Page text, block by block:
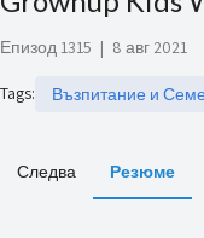
Епизод 1315 | 8 авг 2021
Tags: Възпитание и
Следва Резюме